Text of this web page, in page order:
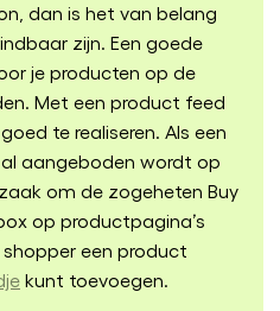
dan is het van belang
zijn. Een goede
je producten op de
Met een product feed
te realiseren. Als een
aangeboden wordt op
om de zogeheten Buy
op productpagina’s
een product
kunt toevoegen.